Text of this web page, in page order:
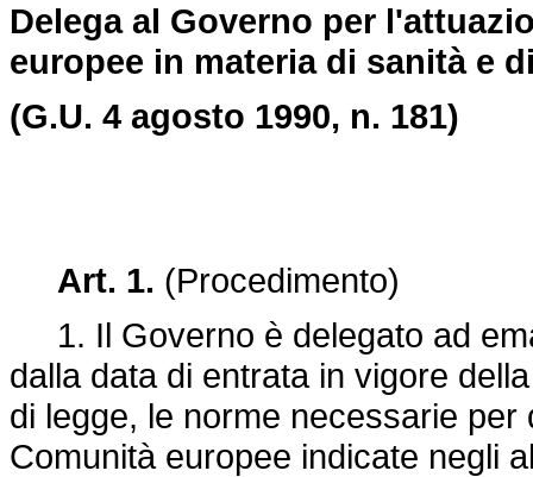
Delega al Governo per
europee in materia di sanità e
(G.U. 4 agosto 1990, n. 181)
Art. 1. (Procedimento)
1. Il Governo è delegato ad
dalla data di entrata in vigore
di legge, le norme necessarie
Comunità europee indicate negli